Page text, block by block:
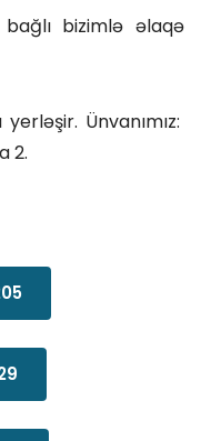
bizimlə əlaqə
Ünvanımız:
2.